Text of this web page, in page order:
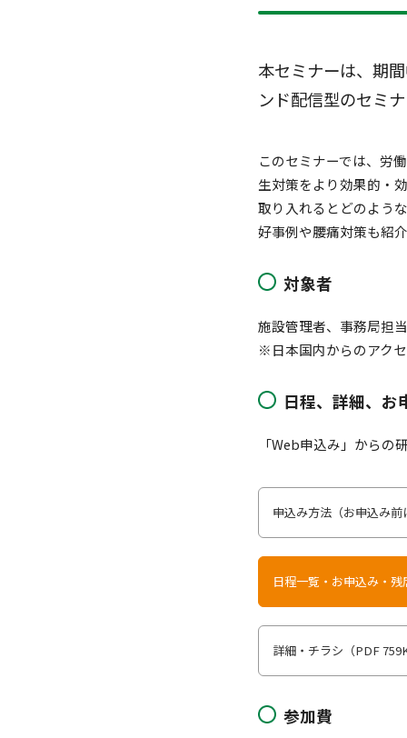
本セミナーは、期
ンド配信型のセミ
このセミナーでは、労
生対策をより効果的・
取り入れるとどのよう
好事例や腰痛対策も紹
対象者
施設管理者、事務局担
※日本国内からのアク
日程、詳細、お
「Web申込み」から
申込み方法（お申込み
日程一覧・お申込み・残
詳細・チラシ（PDF
参加費